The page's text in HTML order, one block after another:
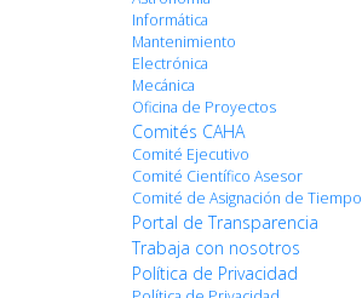
Informática
Mantenimiento
Electrónica
Mecánica
Oficina de Proyectos
Comités CAHA
Comité Ejecutivo
Comité Científico Asesor
Comité de Asignación de Tiempo
Portal de Transparencia
Trabaja con nosotros
Política de Privacidad